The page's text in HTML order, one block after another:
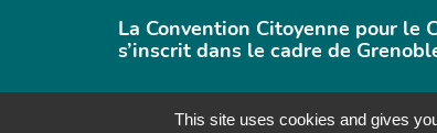
La Convention Citoyenne pour le
s’inscrit dans le cadre de
This site uses cookies and gives